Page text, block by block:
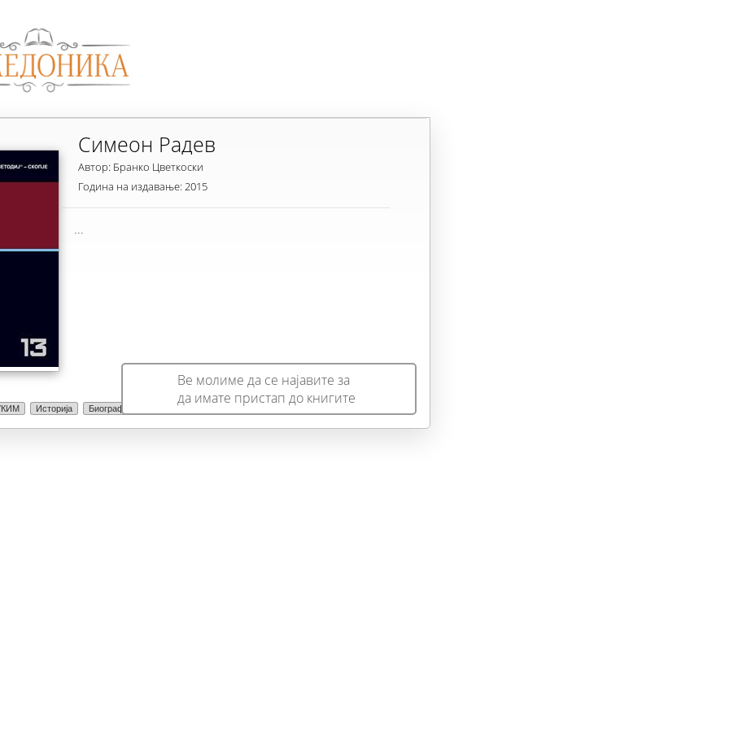
Историја Биографија
Симеон Радев
Автор: Бранко Цветкоски
Година на издавање: 2015
...
Ве молиме да се најавите за
да имате пристап до книгите